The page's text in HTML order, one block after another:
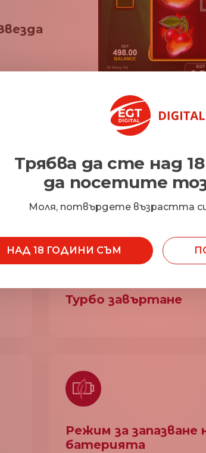
Турбо завъртане
Режим за запазване
батерията
Трябва да сте над
да посетите
Моля, потвърдете възрастта
НАД 18 ГОДИНИ СЪМ